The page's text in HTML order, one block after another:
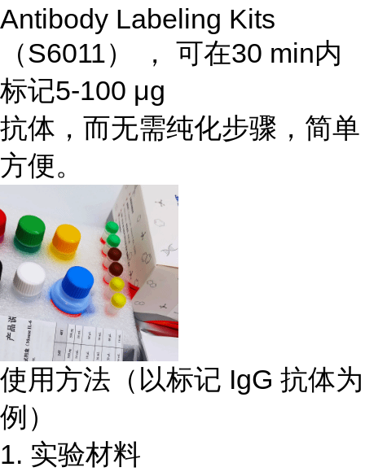
Antibody Labeling Kits
（S6011） ， 可在30 min内
标记5-100 μg
抗体，而无需纯化步骤，简单
方便。
使用方法（以标记 IgG 抗体为
例）
1. 实验材料